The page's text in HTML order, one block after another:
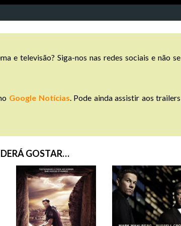
e televisão? Siga-nos nas redes sociais e não se
Google Notícias. Pode ainda assistir aos trailers
GOSTAR…